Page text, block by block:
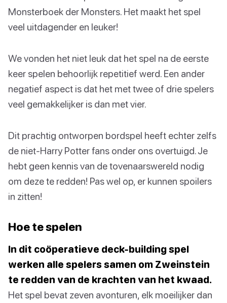
Monsterboek der Monsters. Het maakt het spel
veel uitdagender en leuker!
We vonden het niet leuk dat het spel na de eerste
keer spelen behoorlijk repetitief werd. Een ander
negatief aspect is dat het met twee of drie spelers
veel gemakkelijker is dan met vier.
Dit prachtig ontworpen bordspel heeft echter zelfs
de niet-Harry Potter fans onder ons overtuigd. Je
hebt geen kennis van de tovenaarswereld nodig
om deze te redden! Pas wel op, er kunnen spoilers
in zitten!
Hoe te spelen
In dit coöperatieve deck-building spel
werken alle spelers samen om Zweinstein
te redden van de krachten van het kwaad.
Het spel bevat zeven avonturen, elk moeilijker dan